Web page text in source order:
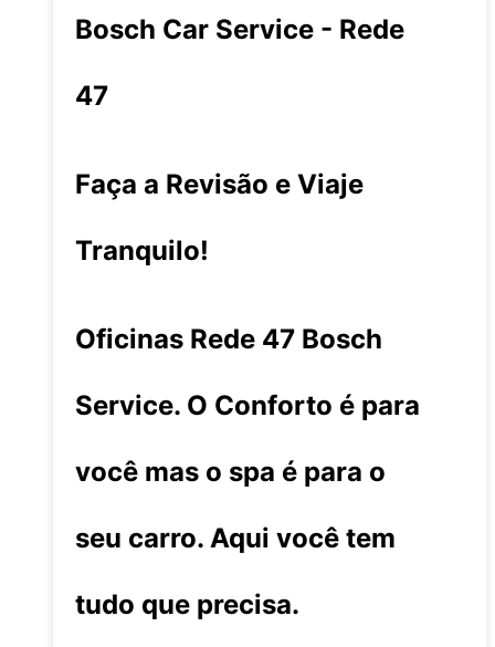
Bosch Car Service - Rede
47
Faça a Revisão e Viaje
Tranquilo!
Oficinas Rede 47 Bosch
Service. O Conforto é para
você mas o spa é para o
seu carro. Aqui você tem
tudo que precisa.